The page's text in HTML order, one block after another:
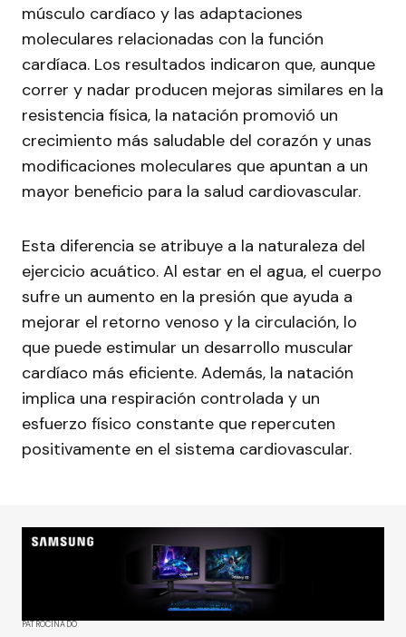
músculo cardíaco y las adaptaciones
moleculares relacionadas con la función
cardíaca. Los resultados indicaron que, aunque
correr y nadar producen mejoras similares en la
resistencia física, la natación promovió un
crecimiento más saludable del corazón y unas
modificaciones moleculares que apuntan a un
mayor beneficio para la salud cardiovascular.
Esta diferencia se atribuye a la naturaleza del
ejercicio acuático. Al estar en el agua, el cuerpo
sufre un aumento en la presión que ayuda a
mejorar el retorno venoso y la circulación, lo
que puede estimular un desarrollo muscular
cardíaco más eficiente. Además, la natación
implica una respiración controlada y un
esfuerzo físico constante que repercuten
positivamente en el sistema cardiovascular.
PATROCINADO